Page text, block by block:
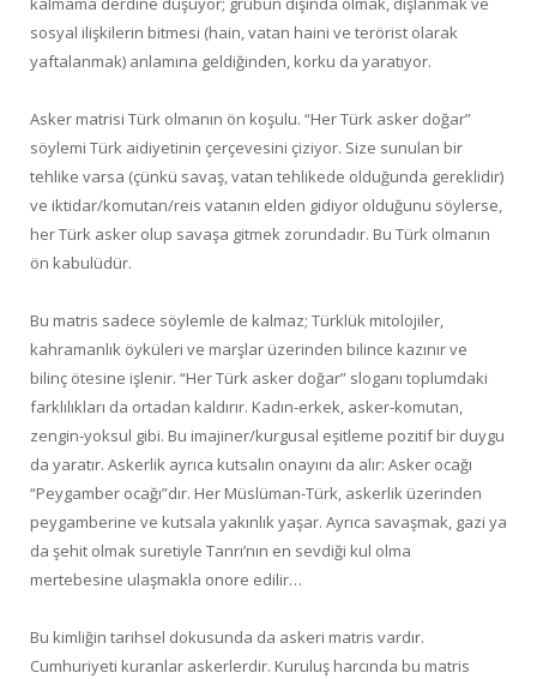
sosyal ilişkilerin bitmesi (hain, vatan haini ve terörist olarak
yaftalanmak) anlamına geldiğinden, korku da yaratıyor.
Asker matrisi Türk olmanın ön koşulu. “Her Türk asker doğar”
söylemi Türk aidiyetinin çerçevesini çiziyor. Size sunulan bir
tehlike varsa (çünkü savaş, vatan tehlikede olduğunda gereklidir)
ve iktidar/komutan/reis vatanın elden gidiyor olduğunu söylerse,
her Türk asker olup savaşa gitmek zorundadır. Bu Türk olmanın
ön kabulüdür.
Bu matris sadece söylemle de kalmaz; Türklük mitolojiler,
kahramanlık öyküleri ve marşlar üzerinden bilince kazınır ve
bilinç ötesine işlenir. “Her Türk asker doğar” sloganı toplumdaki
farklılıkları da ortadan kaldırır. Kadın-erkek, asker-komutan,
zengin-yoksul gibi. Bu imajiner/kurgusal eşitleme pozitif bir duygu
da yaratır. Askerlik ayrıca kutsalın onayını da alır: Asker ocağı
“Peygamber ocağı”dır. Her Müslüman-Türk, askerlik üzerinden
peygamberine ve kutsala yakınlık yaşar. Ayrıca savaşmak, gazi ya
da şehit olmak suretiyle Tanrı’nın en sevdiği kul olma
mertebesine ulaşmakla onore edilir…
Bu kimliğin tarihsel dokusunda da askeri matris vardır.
Cumhuriyeti kuranlar askerlerdir. Kuruluş harcında bu matris